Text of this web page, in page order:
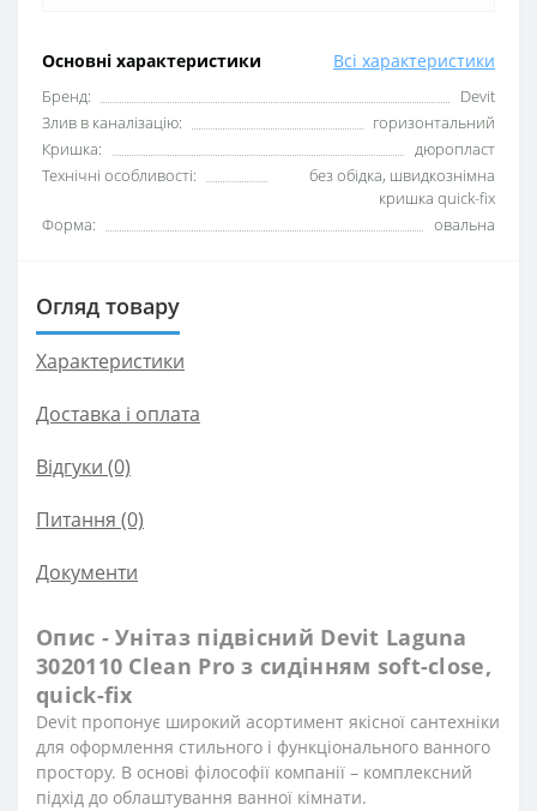
Основні характеристики Всі характеристики
Бренд:
Devit
Злив в каналізацію:
горизонтальний
Кришка:
дюропласт
Технічні особливості:
без обідка, швидкознімна
кришка quick-fix
Форма:
овальна
Огляд товару
Характеристики
Доставка і оплата
Відгуки (0)
Питання (0)
Документи
Опис - Унітаз підвісний Devit Laguna
3020110 Clean Pro з сидінням soft-close,
quick-fix
Devit пропонує широкий асортимент якісної сантехніки
для оформлення стильного і функціонального ванного
простору. В основі філософії компанії – комплексний
підхід до облаштування ванної кімнати.